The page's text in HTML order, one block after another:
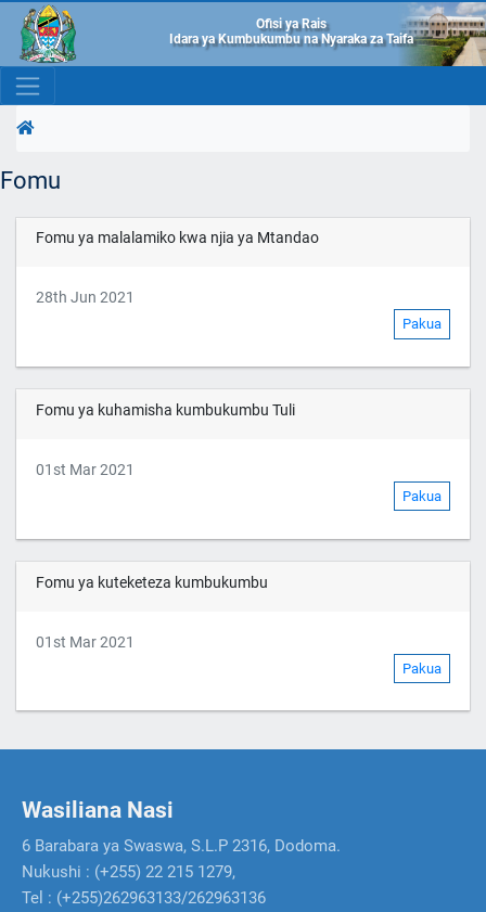
Ofisi ya Rais
Idara ya Kumbukumbu na Nyaraka za Taifa
Fomu
Fomu ya malalamiko kwa njia ya Mtandao
28th Jun 2021
Pakua
Fomu ya kuhamisha kumbukumbu Tuli
01st Mar 2021
Pakua
Fomu ya kuteketeza kumbukumbu
01st Mar 2021
Pakua
Wasiliana Nasi
6 Barabara ya Swaswa, S.L.P 2316, Dodoma.
Nukushi : (+255) 22 215 1279,
Tel : (+255)262963133/262963136